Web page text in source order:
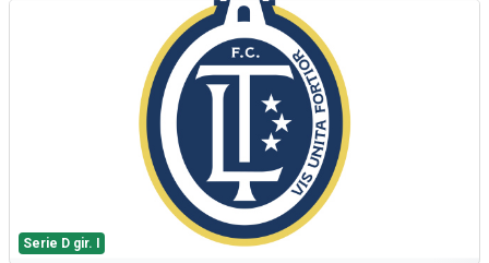
Serie D gir. I